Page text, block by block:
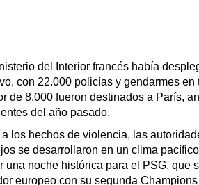
del Interior francés había
con 22.000 policías y gendarmes
de 8.000 fueron destinados a París,
del año pasado.
a los hechos de violencia, las
se desarrollaron en un clima
una noche histórica para el PSG, que
europeo con su segunda